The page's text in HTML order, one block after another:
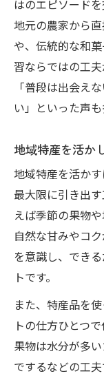
家でも楽し
オンラ
に
家族で
オンラ
オンラ
贈り物にも
オンラ
ト
手作
地元特
オンラ
り
旬の果物を
はのエピソード
地元の農家から
や、伝統的な和
習ならではの工
「普段は出会え
い」といった声
地域特産を活か
地域特産を活か
最大限に引き出
えば季節の果物
自然な甘みやコ
を意識し、でき
トです。
また、特産品を
トの仕方ひとつ
果物は水分が多
でするなどの工